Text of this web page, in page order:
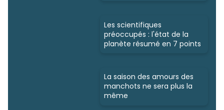
Les scientifiques
préoccupés : l'état de la
planète résumé en 7 points
La saison des amours des
manchots ne sera plus la
même